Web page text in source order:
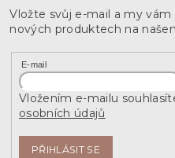
Vložte svůj e-mail a my
nových produktech na
E-mail
Vložením e-mailu
osobních údajů
PŘIHLÁSIT SE